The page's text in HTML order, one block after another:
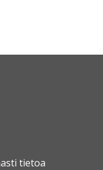
tietoa